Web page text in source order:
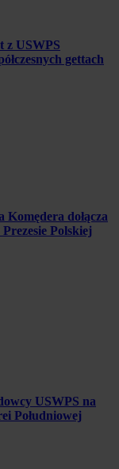
z USWPS
gettach
dołącza
Polskiej
USWPS na
Południowej